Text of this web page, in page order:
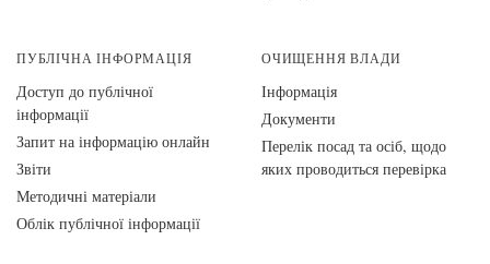
ПУБЛІЧНА ІНФОРМАЦІЯ
Доступ до публічної
інформації
Запит на інформацію онлайн
Звіти
Методичні матеріали
Облік публічної інформації
ОЧИЩЕННЯ ВЛАДИ
Інформація
Документи
Перелік посад та осіб, щодо
яких проводиться перевірка